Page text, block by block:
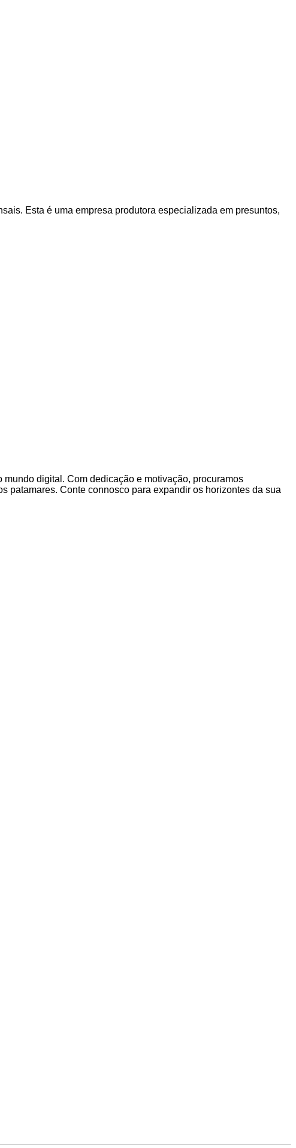
Esta é uma empresa produtora especializada em presuntos,
digital. Com dedicação e motivação, procuramos
patamares. Conte connosco para expandir os horizontes da sua